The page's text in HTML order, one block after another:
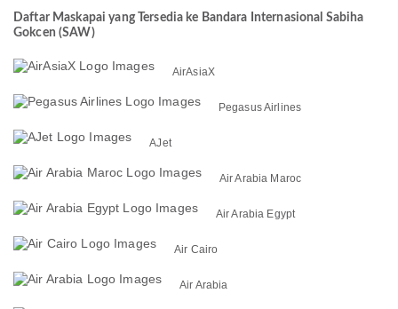
Daftar Maskapai yang Tersedia ke Bandara Internasional Sabiha
Gokcen (SAW)
AirAsiaX
Pegasus Airlines
AJet
Air Arabia Maroc
Air Arabia Egypt
Air Cairo
Air Arabia